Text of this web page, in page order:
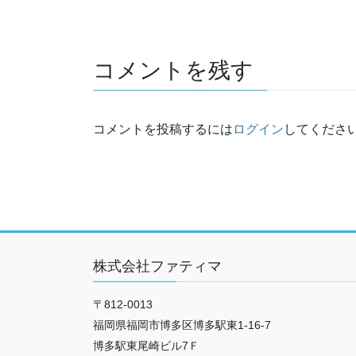
コメントを残す
コメントを投稿するには ログイン してくださ
株式会社ファティマ
〒812-0013
福岡県福岡市博多区博多駅東1-16-7
博多駅東尾崎ビル7Ｆ